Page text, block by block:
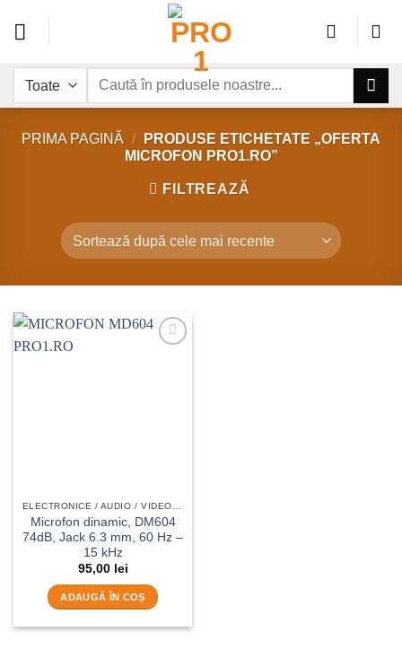
Caută
PRIMA PAGINĂ /
PRODUSE ETICHETATE „OFERTA
MICROFON PRO1.RO”
FILTREAZĂ
Microfon dinamic, DM604
74dB, Jack 6.3 mm, 60 Hz –
15 kHz
95,00 lei
ADAUGĂ ÎN COȘ